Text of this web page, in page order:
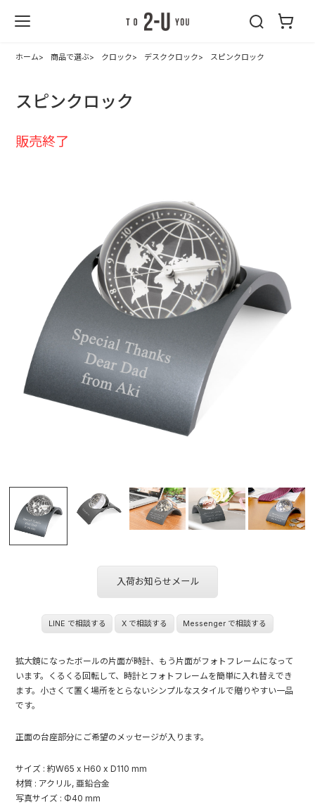
ホーム 商品で選ぶ クロック デスククロック スピンクロック
スピンクロック
販売終了
入荷お知らせメール
LINE で相談する X で相談する Messenger で相談する
拡大鏡になったボールの片面が時計、もう片面がフォトフレームになって
います。くるくる回転して、時計とフォトフレームを簡単に入れ替えでき
ます。小さくて置く場所をとらないシンプルなスタイルで贈りやすい一品
です。
正面の台座部分にご希望のメッセージが入ります。
サイズ : 約W65 x H60 x D110 mm
材質 : アクリル, 亜鉛合金
写真サイズ : Φ40 mm